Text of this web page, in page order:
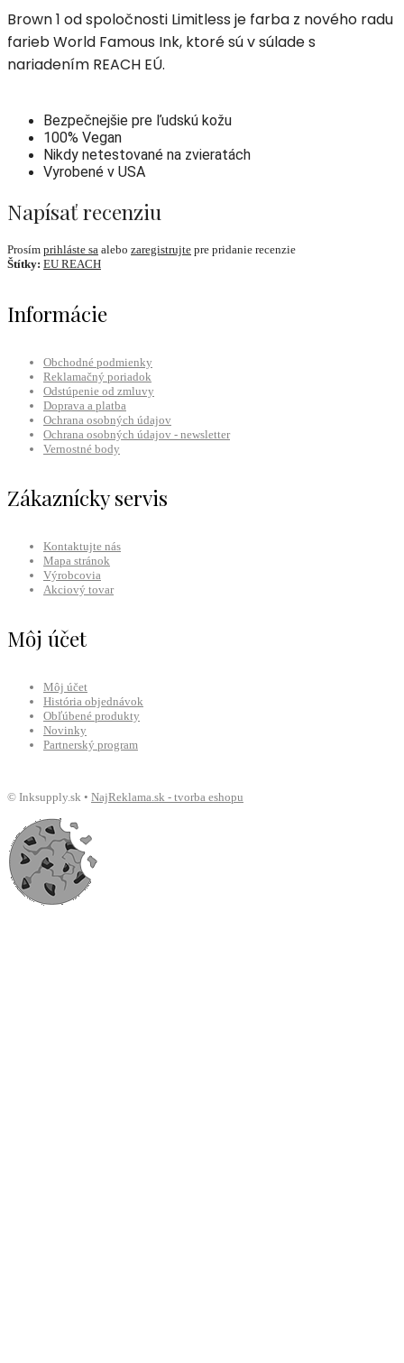
Brown 1 od spoločnosti Limitless je farba z nového radu
farieb World Famous Ink, ktoré sú v súlade s
nariadením REACH EÚ.
Bezpečnejšie pre ľudskú kožu
100% Vegan
Nikdy netestované na zvieratách
Vyrobené v USA
Napísať recenziu
Prosím prihláste sa alebo zaregistrujte pre pridanie recenzie
Štítky: EU REACH
Informácie
Obchodné podmienky
Reklamačný poriadok
Odstúpenie od zmluvy
Doprava a platba
Ochrana osobných údajov
Ochrana osobných údajov - newsletter
Vernostné body
Zákaznícky servis
Kontaktujte nás
Mapa stránok
Výrobcovia
Akciový tovar
Môj účet
Môj účet
História objednávok
Obľúbené produkty
Novinky
Partnerský program
© Inksupply.sk • NajReklama.sk - tvorba eshopu